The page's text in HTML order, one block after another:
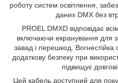
роботу систем освітлення,
даних DMX без
PROEL DMXD відповідає
включаючи екранування для
завад і перешкод.
додаткову безпеку при
підвищує
Цей кабель доступний для